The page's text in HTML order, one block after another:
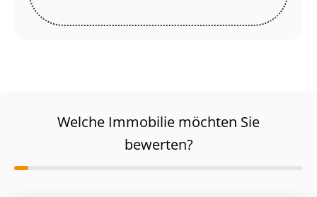
Welche Immobilie möchten Sie
bewerten?